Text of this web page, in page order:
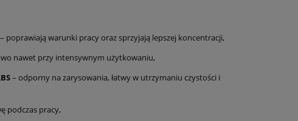
– poprawiają warunki pracy oraz sprzyjają lepszej koncentracji,
nawet przy intensywnym użytkowaniu,
– odporny na zarysowania, łatwy w utrzymaniu czystości i
podczas pracy,